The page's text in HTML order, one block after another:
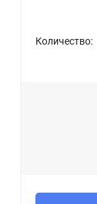
Количество: